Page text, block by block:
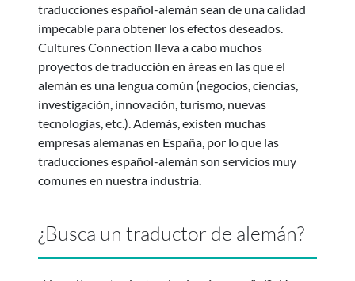
traducciones español-alemán sean de una calidad
impecable para obtener los efectos deseados.
Cultures Connection lleva a cabo muchos
proyectos de traducción en áreas en las que el
alemán es una lengua común (negocios, ciencias,
investigación, innovación, turismo, nuevas
tecnologías, etc.). Además, existen muchas
empresas alemanas en España, por lo que las
traducciones español-alemán son servicios muy
comunes en nuestra industria.
¿Busca un traductor de alemán?